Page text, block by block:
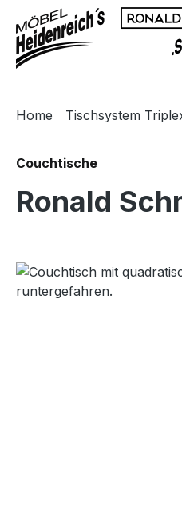
Hauptinhalt springen
Zur Suche springen
Zur Hauptnavigation
Home Tischsystem
Couchtische
Ronald
Bildergalerie überspringen